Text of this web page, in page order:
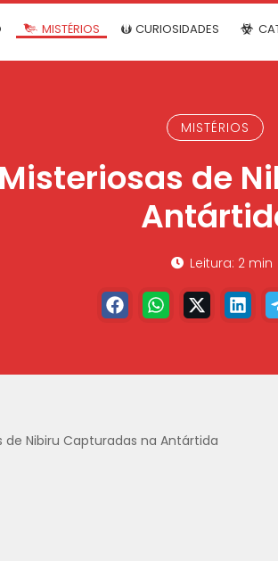
MISTÉRIOS CURIOSIDADES
MISTÉRIOS
de
Leitura: 2 min
de Nibiru Capturadas na Antártida